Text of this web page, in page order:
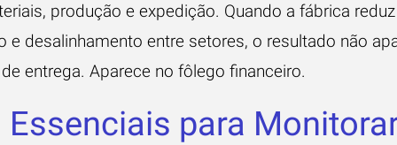
produção e expedição. Quando a fábrica
e desalinhamento entre setores, o resultado não
entrega. Aparece no fôlego financeiro.
Essenciais para